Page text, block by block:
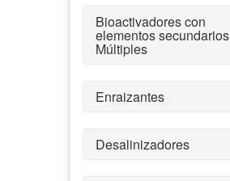
Bioactivadores con
elementos secundarios
Múltiples
Enraizantes
Desalinizadores